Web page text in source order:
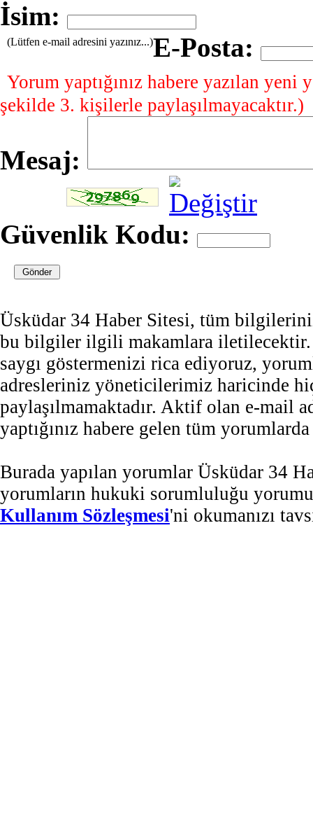
İsim:
E-Posta:
(Lütfen e-mail adresini yazınız...)
Yorum yaptığınız habere yazılan
şekilde 3. kişilerle paylaşılmayacaktır.)
Mesaj:
Güvenlik Kodu:
Üsküdar 34 Haber Sitesi, tüm
bu bilgiler ilgili makamlara iletilecektir.
saygı göstermenizi rica ediyoruz,
adresleriniz yöneticilerimiz haricinde
paylaşılmamaktadır. Aktif olan e-mail
yaptığınız habere gelen tüm
Burada yapılan yorumlar Üsküdar 34
yorumların hukuki sorumluluğu
Kullanım Sözleşmesi'ni okumanızı